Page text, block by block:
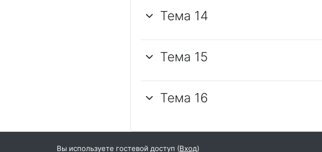
Тема 14
Тема 15
Тема 16
Вы используете гостевой доступ (Вход)